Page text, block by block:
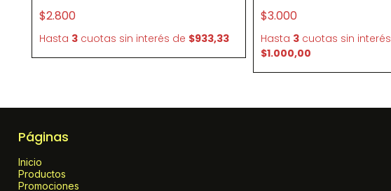
$2.800
Hasta 3 cuotas sin interés de $933,33
$3.000
Hasta 3 cuotas sin interés
$1.000,00
Páginas
Inicio
Productos
Promociones